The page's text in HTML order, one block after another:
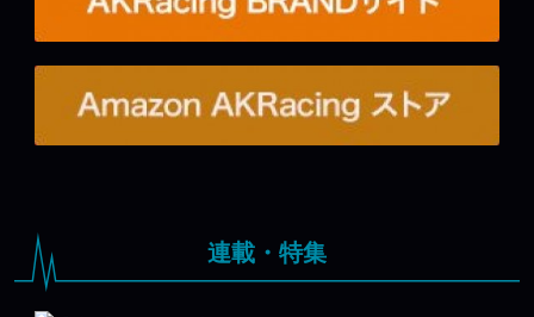
連載・特集